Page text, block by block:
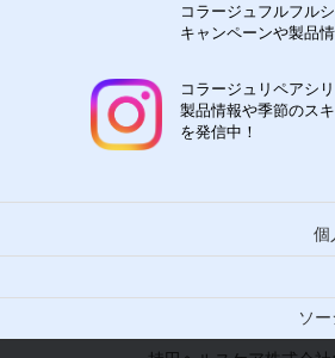
コラージュフルフル
キャンペーンや製品
コラージュリペアシ
製品情報や季節のス
を発信中！
個
ソ